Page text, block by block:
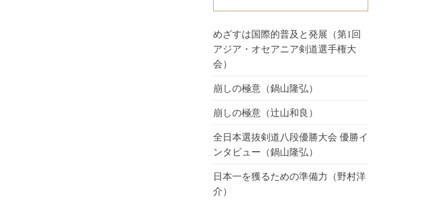
めざすは国際的普及と発展（第1回
アジア・オセアニア剣道選手権大
会）
崩しの極意（鍋山隆弘）
崩しの極意（辻山和良）
全日本選抜剣道八段優勝大会 優勝イ
ンタビュー（鍋山隆弘）
日本一を獲るための準備力（野村洋
介）